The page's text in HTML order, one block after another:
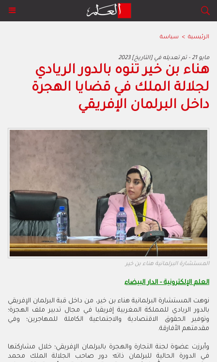
الرئيسية > سياسة
2023 مايو 21 - تم تعديله في [التاريخ]
هناء بن خير تنوه بالدور الريادي
لجلالة الملك في قضايا الهجرة
داخل البرلمان الإفريقي
المستشارة البرلمانية هناء بن خير
العلم الإلكترونية - الدار البيضاء
نوهت المستشارة البرلمانية هناء بن خير، من داخل قبة البرلمان الإفريقي
بالدور الريادي للمملكة المغربية إفريقيا في مجال تدبير ملف الهجرة؛
وتوفير الحقوق الاقتصادية والاجتماعية الكاملة للمهاجرين؛ وفي
مقدمتهم الأفارقة.
وأبرزت عضوة لجنة التجارة والهجرة بالبرلمان الإفريقي؛ خلال مشاركتها
في الدورة الحالية للبرلمان ذاته؛ دور صاحب الجلالة الملك محمد